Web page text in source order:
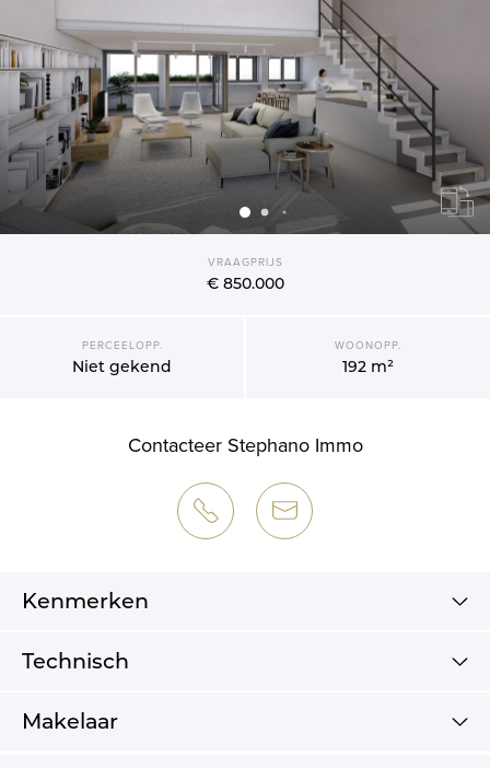
VRAAGPRIJS
€ 850.000
PERCEELOPP.
Niet gekend
WOONOPP.
192 m²
Contacteer Stephano Immo
Kenmerken
Technisch
Makelaar